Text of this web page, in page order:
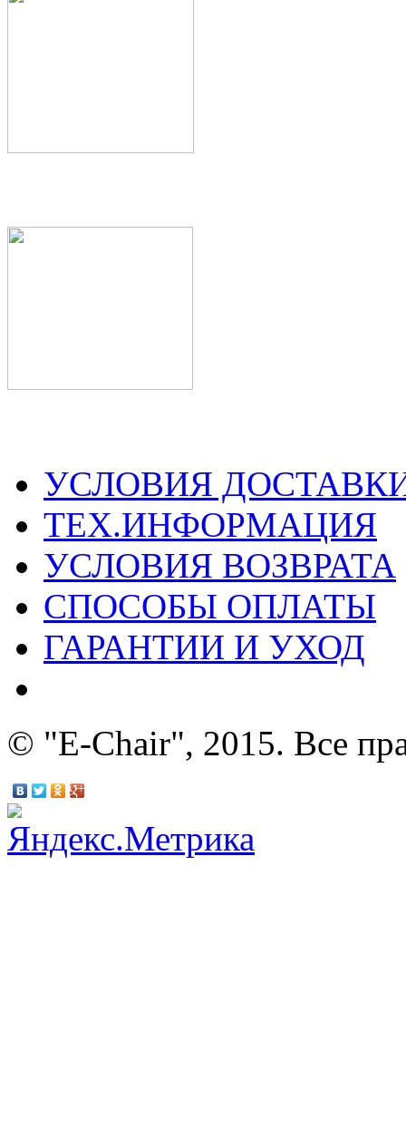
УСЛОВИЯ
ТЕХ.ИНФОРМАЦИЯ
УСЛОВИЯ ВОЗВРАТА
СПОСОБЫ ОПЛАТЫ
ГАРАНТИИ И УХОД
© "E-Chair", 2015. Все